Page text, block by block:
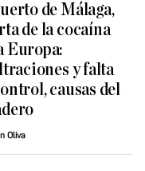
de Málaga,
de la cocaína
Europa:
y falta
causas del
Oliva